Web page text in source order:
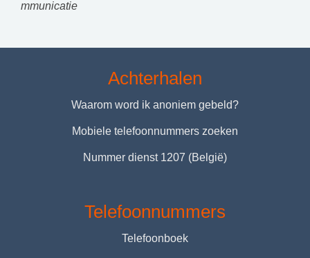
mmunicatie
Achterhalen
Waarom word ik anoniem gebeld?
Mobiele telefoonnummers zoeken
Nummer dienst 1207 (België)
Telefoonnummers
Telefoonboek